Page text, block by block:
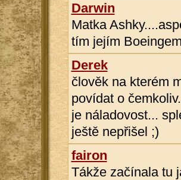
Darwin
Matka
tím jejím
Derek
člověk na kterém
povídat o
je náladovost...
ještě nepřišel ;)
fairon
Tákže začínala tu